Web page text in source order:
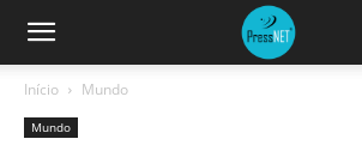
Início Mundo
Mundo